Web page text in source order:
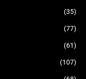
(35)
(77)
(61)
(107)